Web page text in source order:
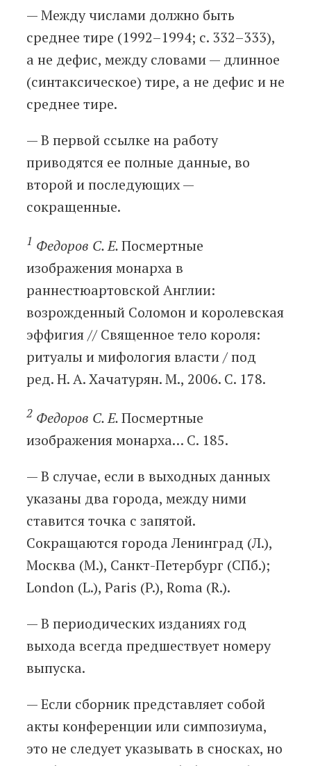
— Между числами должно быть
среднее тире (1992–1994; с. 332–333),
а не дефис, между словами — длинное
(синтаксическое) тире, а не дефис и не
среднее тире.
— В первой ссылке на работу
приводятся ее полные данные, во
второй и последующих —
сокращенные.
1 Федоров С. Е.Посмертные
изображения монарха в
раннестюартовской Англии:
возрожденный Соломон и королевская
эффигия // Священное тело короля:
ритуалы и мифология власти / под
ред. Н. А. Хачатурян. М., 2006. С. 178.
2 Федоров С. Е.Посмертные
изображения монарха… С. 185.
— В случае, если в выходных данных
указаны два города, между ними
ставится точка с запятой.
Сокращаются города Ленинград (Л.),
Москва (М.), Санкт-Петербург (СПб.);
London (L.), Paris (P.), Roma (R.).
— В периодических изданиях год
выхода всегда предшествует номеру
выпуска.
— Если сборник представляет собой
акты конференции или симпозиума,
это не следует указывать в сносках, но